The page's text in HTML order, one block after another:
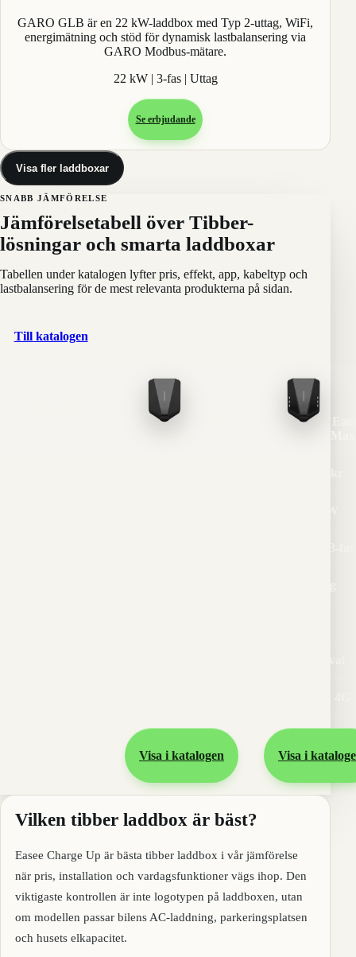
GARO GLB är en 22 kW-laddbox med Typ 2-uttag, WiFi,
energimätning och stöd för dynamisk lastbalansering via
GARO Modbus-mätare.
22 kW | 3-fas | Uttag
Se erbjudande
Visa fler laddboxar
SNABB JÄMFÖRELSE
Jämförelsetabell över Tibber-
lösningar och smarta laddboxar
Tabellen under katalogen lyfter pris, effekt, app, kabeltyp och
lastbalansering för de mest relevanta produkterna på sidan.
Till katalogen
Visa i katalogen Visa i
Vilken tibber laddbox är bäst?
Easee Charge Up är bästa tibber laddbox i vår jämförelse
när pris, installation och vardagsfunktioner vägs ihop. Den
viktigaste kontrollen är inte logotypen på laddboxen, utan
om modellen passar bilens AC-laddning, parkeringsplatsen
och husets elkapacitet.